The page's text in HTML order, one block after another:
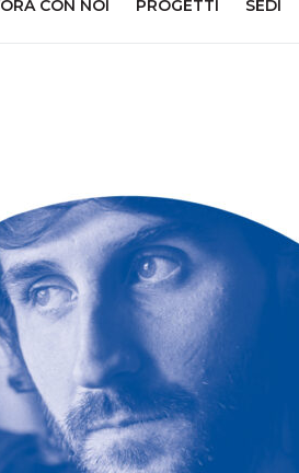
CON NOI PROGETTI SEDI